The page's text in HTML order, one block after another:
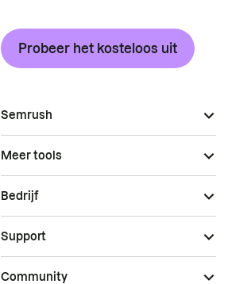
Probeer het kosteloos uit
Semrush
Meer tools
Bedrijf
Support
Community